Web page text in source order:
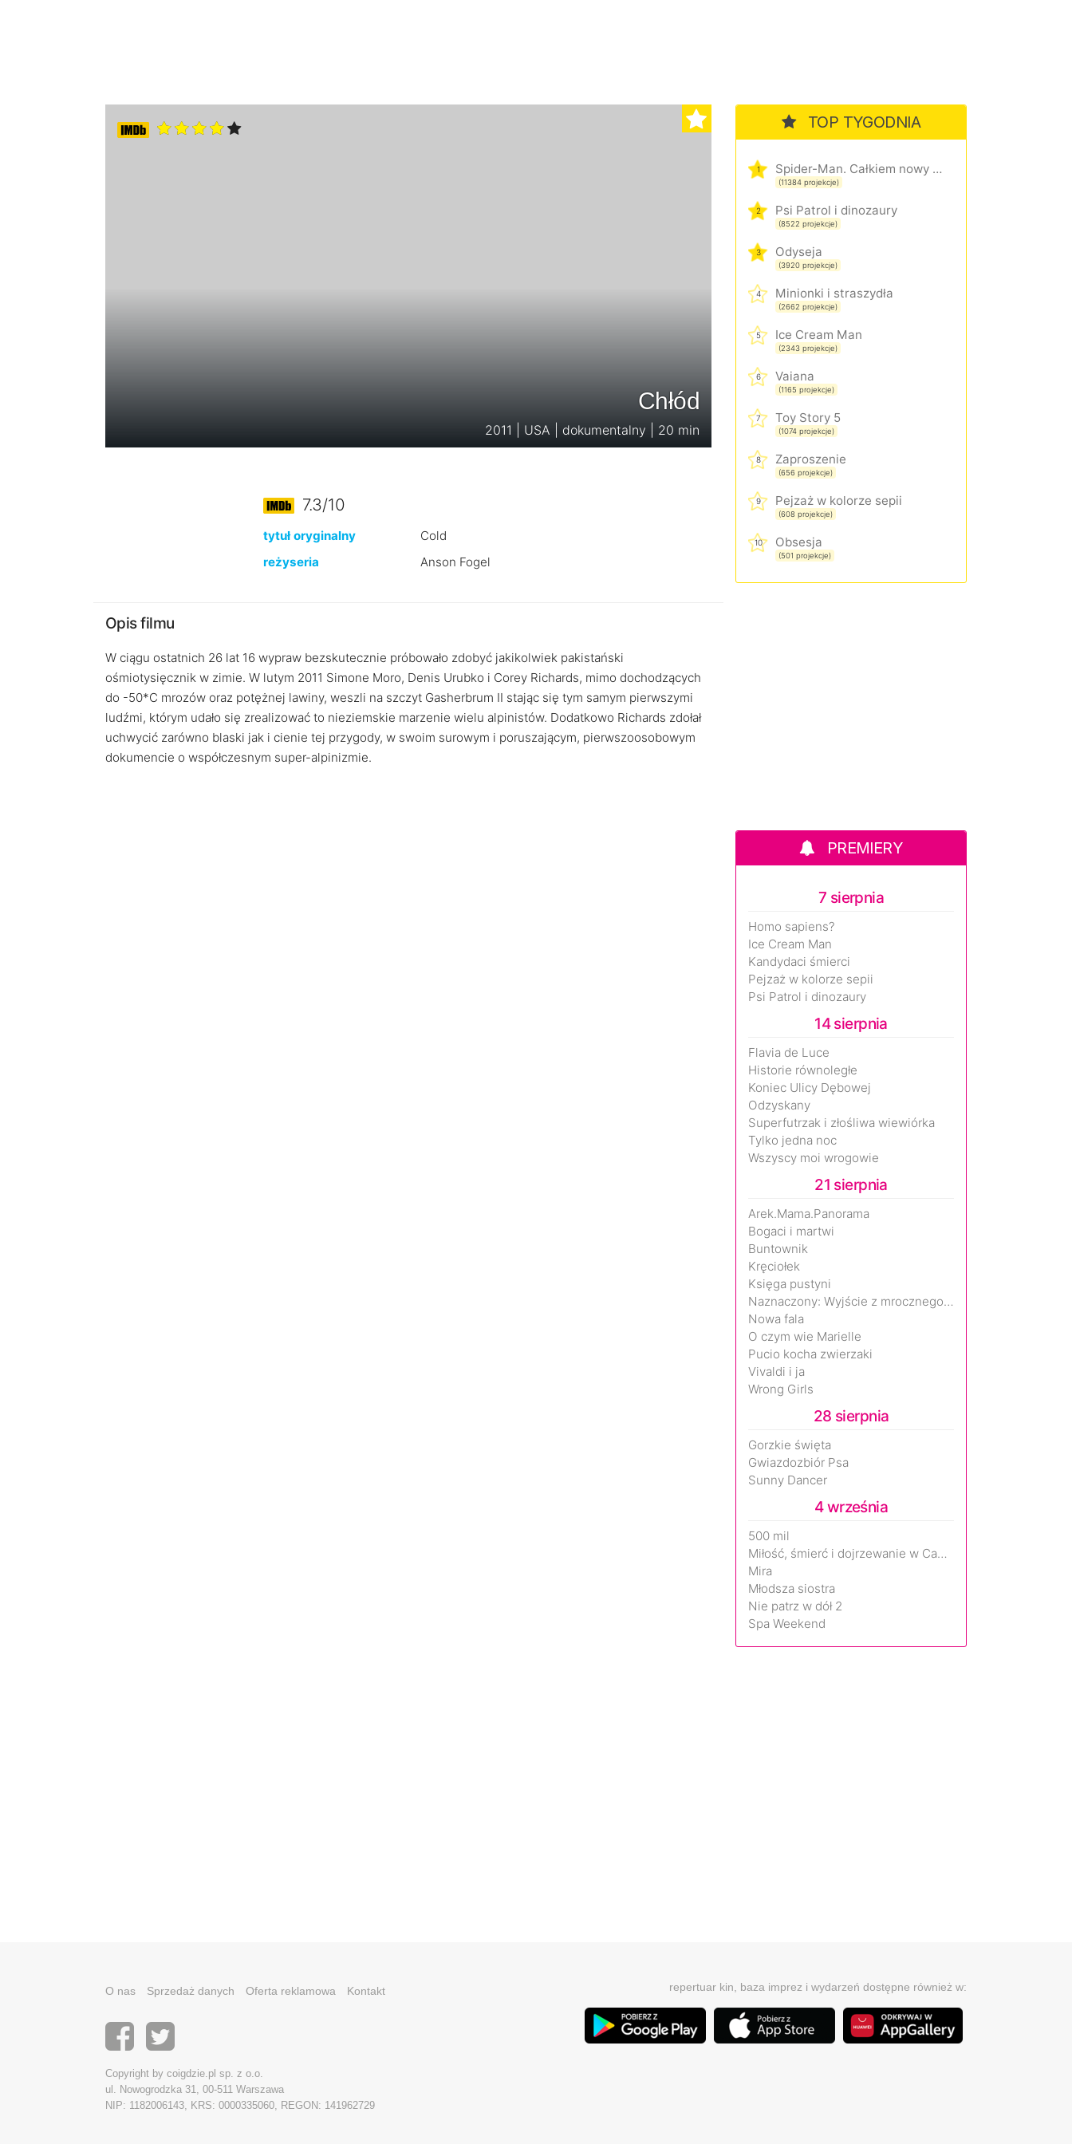
Chłód
2011 | USA | dokumentalny | 20 min
7.3/10
tytuł oryginalny
Cold
reżyseria
Anson Fogel
Opis filmu
W ciągu ostatnich 26 lat 16 wypraw bezskutecznie próbowało zdobyć jakikolwiek pakistański
ośmiotysięcznik w zimie. W lutym 2011 Simone Moro, Denis Urubko i Corey Richards, mimo dochodzących
do -50*C mrozów oraz potężnej lawiny, weszli na szczyt Gasherbrum II stając się tym samym pierwszymi
ludźmi, którym udało się zrealizować to nieziemskie marzenie wielu alpinistów. Dodatkowo Richards zdołał
uchwycić zarówno blaski jak i cienie tej przygody, w swoim surowym i poruszającym, pierwszoosobowym
dokumencie o współczesnym super-alpinizmie.
TOP TYGODNIA
1 Spider-Man. Całkiem nowy dzień
(11384 projekcje)
2 Psi Patrol i dinozaury
(8522 projekcje)
3 Odyseja
(3920 projekcje)
4 Minionki i straszydła
(2662 projekcje)
5 Ice Cream Man
(2343 projekcje)
6 Vaiana
(1165 projekcje)
7 Toy Story 5
(1074 projekcje)
8 Zaproszenie
(656 projekcje)
9 Pejzaż w kolorze sepii
(608 projekcje)
10 Obsesja
(501 projekcje)
PREMIERY
7 sierpnia
Homo sapiens?
Ice Cream Man
Kandydaci śmierci
Pejzaż w kolorze sepii
Psi Patrol i dinozaury
14 sierpnia
Flavia de Luce
Historie równoległe
Koniec Ulicy Dębowej
Odzyskany
Superfutrzak i złośliwa wiewiórka
Tylko jedna noc
Wszyscy moi wrogowie
21 sierpnia
Arek.Mama.Panorama
Bogaci i martwi
Buntownik
Kręciołek
Księga pustyni
Naznaczony: Wyjście z mrocznego wymiaru
Nowa fala
O czym wie Marielle
Pucio kocha zwierzaki
Vivaldi i ja
Wrong Girls
28 sierpnia
Gorzkie święta
Gwiazdozbiór Psa
Sunny Dancer
4 września
500 mil
Miłość, śmierć i dojrzewanie w Camp Miasma
Mira
Młodsza siostra
Nie patrz w dół 2
Spa Weekend
O nas Sprzedaż danych Oferta reklamowa Kontakt
Copyright by coigdzie.pl sp. z o.o.
ul. Nowogrodzka 31, 00-511 Warszawa
NIP: 1182006143, KRS: 0000335060, REGON: 141962729
repertuar kin, baza imprez i wydarzeń dostępne również w: